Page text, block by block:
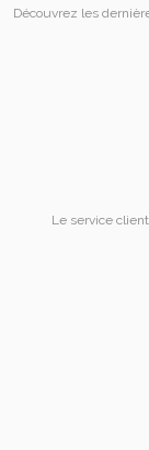
Découvrez les
Le service